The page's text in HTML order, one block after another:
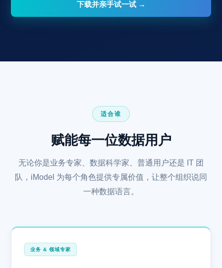
下载并亲手试一试 →
适合谁
赋能每一位数据用户
无论你是业务专家、数据科学家、普通用户还是 IT 团
队，iModel 为每个角色提供专属价值，让整个组织说同
一种数据语言。
业务 & 领域专家